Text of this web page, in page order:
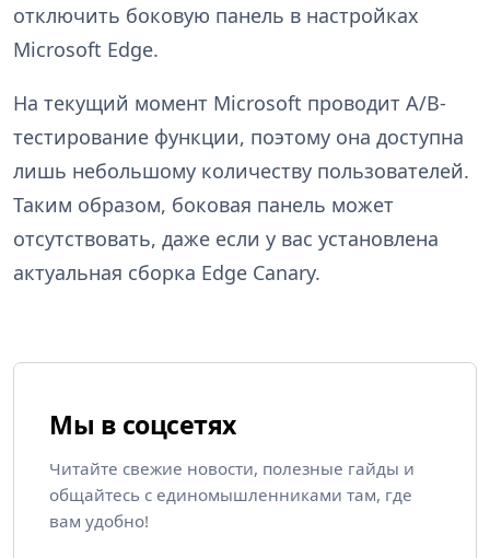
отключить боковую панель в настройках
Microsoft Edge.
На текущий момент Microsoft проводит A/B-
тестирование функции, поэтому она доступна
лишь небольшому количеству пользователей.
Таким образом, боковая панель может
отсутствовать, даже если у вас установлена
актуальная сборка Edge Canary.
Мы в соцсетях
Читайте свежие новости, полезные гайды и
общайтесь с единомышленниками там, где
вам удобно!